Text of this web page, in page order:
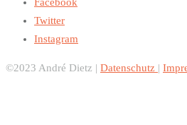
Twitter
Instagram
©2023 André Dietz | Datenschutz |